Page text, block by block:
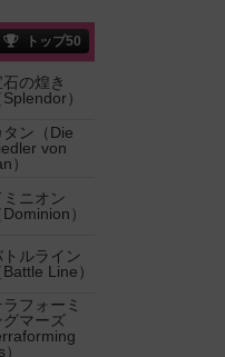
トップ50